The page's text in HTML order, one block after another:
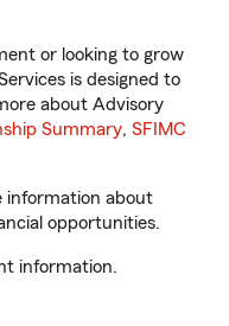
or looking to grow
is designed to
about Advisory
Summary, SFIMC
information about
opportunities.
information.